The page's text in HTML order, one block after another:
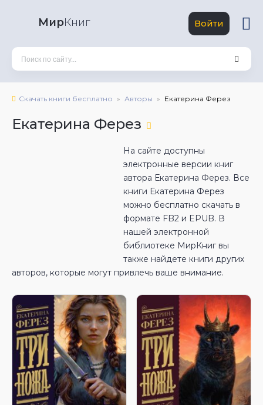
МирКниг Войти
Скачать книги бесплатно Авторы Екатерина Ферез
Екатерина Ферез
На сайте доступны
электронные версии книг
автора Екатерина Ферез. Все
книги Екатерина Ферез
можно бесплатно скачать в
формате FB2 и EPUB. В
нашей электронной
библиотеке МирКниг вы
также найдете книги других
авторов, которые могут привлечь ваше внимание.